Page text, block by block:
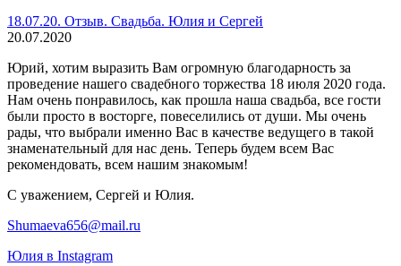
18.07.20. Отзыв. Свадьба. Юлия и Сергей
20.07.2020
Юрий, хотим выразить Вам огромную благодарность за
проведение нашего свадебного торжества 18 июля 2020 года.
Нам очень понравилось, как прошла наша свадьба, все гости
были просто в восторге, повеселились от души. Мы очень
рады, что выбрали именно Вас в качестве ведущего в такой
знаменательный для нас день. Теперь будем всем Вас
рекомендовать, всем нашим знакомым!
С уважением, Сергей и Юлия.
Shumaeva656@mail.ru
Юлия в Instagram